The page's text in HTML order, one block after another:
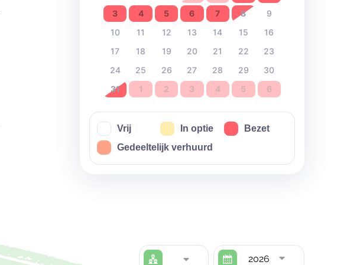
3
4 5 6 7 8
9
10
11 12 13 14 15
16
17
18 19 20 21 22
23
24
25 26 27 28 29
30
31
1 2 3 4 5 6
Vrij In optie
Bezet
Gedeeltelijk verhuurd
2026